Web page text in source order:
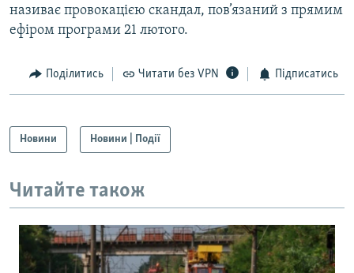
називає провокацією скандал, пов’язаний з прямим
ефіром програми 21 лютого.
Поділитись Читати без VPN Підписатись
Новини Новини | Події
Читайте також